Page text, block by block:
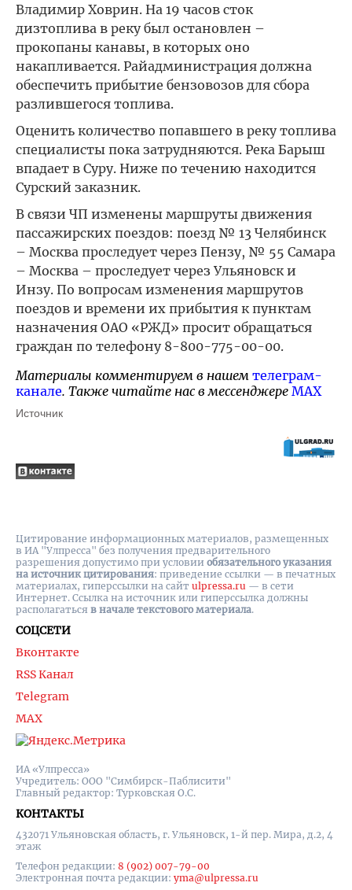
Владимир Ховрин. На 19 часов сток
дизтоплива в реку был остановлен –
прокопаны канавы, в которых оно
накапливается. Райадминистрация должна
обеспечить прибытие бензовозов для сбора
разлившегося топлива.
Оценить количество попавшего в реку топлива
специалисты пока затрудняются. Река Барыш
впадает в Суру. Ниже по течению находится
Сурский заказник.
В связи ЧП изменены маршруты движения
пассажирских поездов: поезд № 13 Челябинск
– Москва проследует через Пензу, № 55 Самара
– Москва – проследует через Ульяновск и
Инзу. По вопросам изменения маршрутов
поездов и времени их прибытия к пунктам
назначения ОАО «РЖД» просит обращаться
граждан по телефону 8-800-775-00-00.
Материалы комментируем в нашем телеграм-
канале. Также читайте нас в мессенджере MAX
Источник
ИА «Улпресса»
Учредитель: ООО "Симбирск-Паблисити"
Главный редактор: Турковская О.С.
КОНТАКТЫ
432071 Ульяновская область, г. Ульяновск, 1-й пер. Мира, д.2, 4
этаж
Телефон редакции: 8 (902) 007-79-00
Электронная почта редакции: yma@ulpressa.ru
СОЦСЕТИ
Вконтакте
RSS Канал
Telegram
MAX
Цитирование информационных материалов, размещенных
в ИА "Улпресса" без получения предварительного
разрешения допустимо при условии обязательного указания
на источник цитирования: приведение ссылки — в печатных
материалах, гиперссылки на cайт ulpressa.ru — в сети
Интернет. Ссылка на источник или гиперссылка должны
располагаться в начале текстового материала.